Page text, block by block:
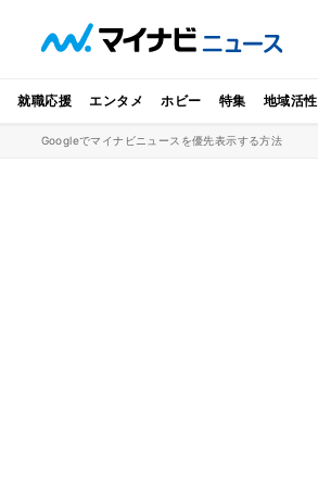
就職応援 エンタメ ホビー 特集 地域活性
Googleでマイナビニュースを優先表示する方法